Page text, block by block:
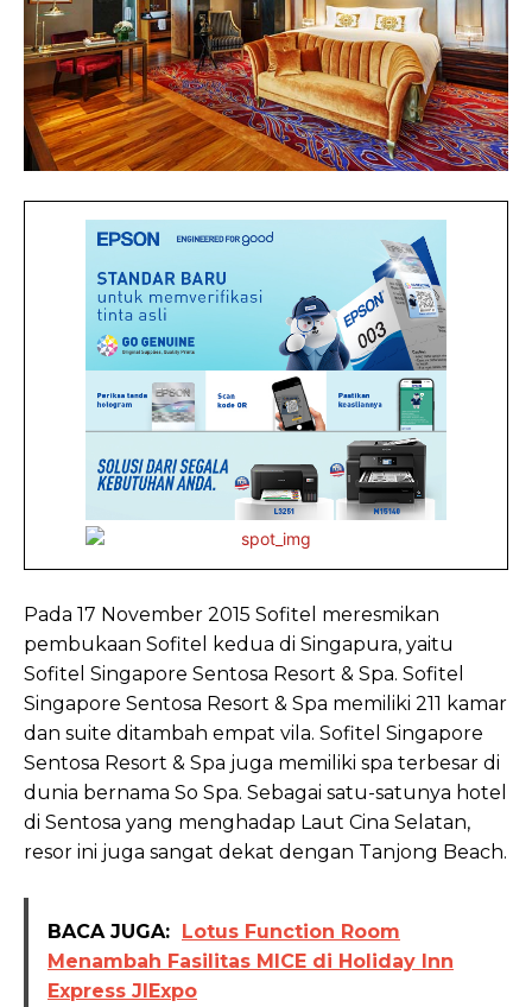
Pada 17 November 2015 Sofitel meresmikan
pembukaan Sofitel kedua di Singapura, yaitu
Sofitel Singapore Sentosa Resort & Spa. Sofitel
Singapore Sentosa Resort & Spa memiliki 211 kamar
dan suite ditambah empat vila. Sofitel Singapore
Sentosa Resort & Spa juga memiliki spa terbesar di
dunia bernama So Spa. Sebagai satu-satunya hotel
di Sentosa yang menghadap Laut Cina Selatan,
resor ini juga sangat dekat dengan Tanjong Beach.
BACA JUGA:
Lotus Function Room
Menambah Fasilitas MICE di Holiday Inn
Express JIExpo